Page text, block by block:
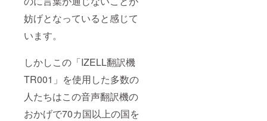
妨げとなっていると感じて
います。
しかしこの「IZELL翻訳機
TR001」を使用した多数の
人たちはこの音声翻訳機の
おかげで70カ国以上の国を